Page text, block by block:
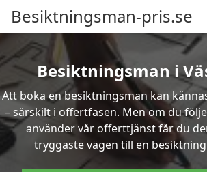
Besiktningsman-pris.se
Besiktningsman i
Att boka en besiktningsman kan
– särskilt i offertfasen. Men om du
använder vår offerttjänst får du
tryggaste vägen till en